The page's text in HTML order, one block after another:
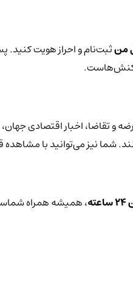
منثبت‌نام و احراز هویت کنید.
و تقاضا، اخبار اقتصادی
شما نیز می‌توانید با
، همیشه همراه شماست